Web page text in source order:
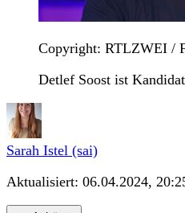
Copyright: RTLZWEI /
Detlef Soost ist
Sarah Istel (sai)
Aktualisiert: 06.04.2024,